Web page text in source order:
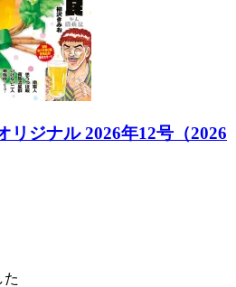
リジナル 2026年12号（2026
た